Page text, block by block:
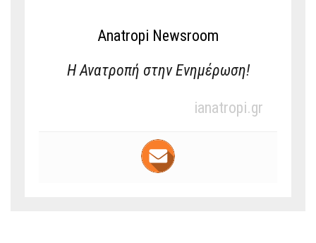
Anatropi Newsroom
Η Ανατροπή στην Ενημέρωση!
ianatropi.gr